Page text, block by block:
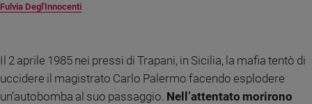
Ambiente
Fulvia Degl'Innocenti
Il 2 aprile 1985 nei pressi di Trapani, in Sicilia, la mafia tentò di
uccidere il magistrato Carlo Palermo facendo esplodere
un’autobomba al suo passaggio. Nell’attentato morirono